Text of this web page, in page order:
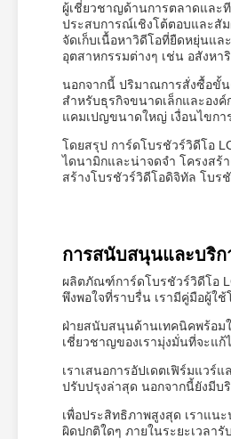
ผู้เชี่ยวชาญด้านการตลาดและ
ประสบการณ์เชิงโต้ตอบและสัม
จัดเก็บเนื้อหาวิดีโอที่ยืดหยุ่นแล
อุตสาหกรรมต่างๆ เช่น อสังห
นอกจากนี้ ปริมาณการสั่งซื้อขั้น
สำหรับธุรกิจขนาดเล็กและอง
แคมเปญขนาดใหญ่ เงื่อนไขกา
โดยสรุป การ์ดโบรชัวร์วิดีโอ
ไดนามิกและน่าจดจำ โครงส
สร้างโบรชัวร์วิดีโอดิจิทัล โบ
การสนับสนุนและบริก
ผลิตภัณฑ์การ์ดโบรชัวร์วิดีโอ
พึงพอใจที่ราบรื่น เรามีคู่มือผู้ใ
ฝ่ายสนับสนุนด้านเทคนิคพร้อม
เชี่ยวชาญของเรามุ่งมั่นที่จะแ
เราเสนอการอัปเดตเฟิร์มแวร์
ปรับปรุงล่าสุด นอกจากนี้ยังมี
เพื่อประสิทธิภาพสูงสุด เราแ
ผิดปกติใดๆ ภายในระยะเวล